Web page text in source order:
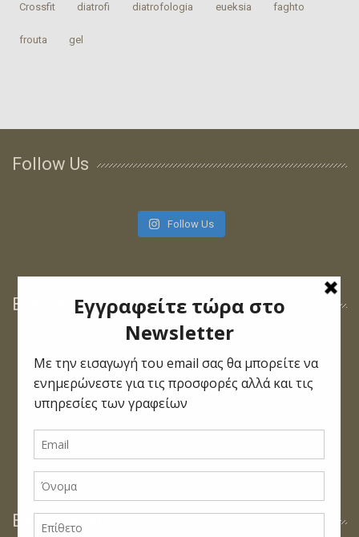
Crossfit ‎diatrofi‬ ‎diatrofologia‬ ‎eueksia‬ faghto
‎frouta gel
Follow Us
Follow Us
Βρείτε μας στο Facebook
Επικοινωνία